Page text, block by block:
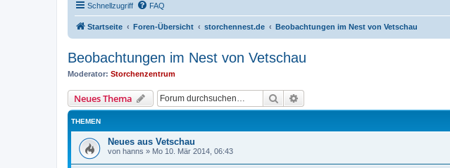
Schnellzugriff FAQ
Startseite Foren-Übersicht storchennest.de Beobachtungen im Nest von Vetschau
Beobachtungen im Nest von Vetschau
Moderator: Storchenzentrum
Neues Thema Suche
THEMEN
Neues aus Vetschau
von hanns » Mo 10. Mär 2014, 06:43